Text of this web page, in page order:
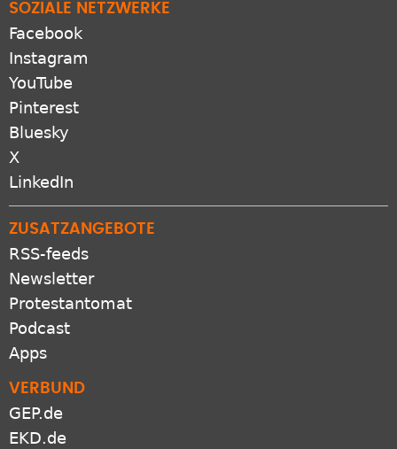
SOZIALE NETZWERKE
Facebook
Instagram
YouTube
Pinterest
Bluesky
X
LinkedIn
ZUSATZANGEBOTE
RSS-feeds
Newsletter
Protestantomat
Podcast
Apps
VERBUND
GEP.de
EKD.de